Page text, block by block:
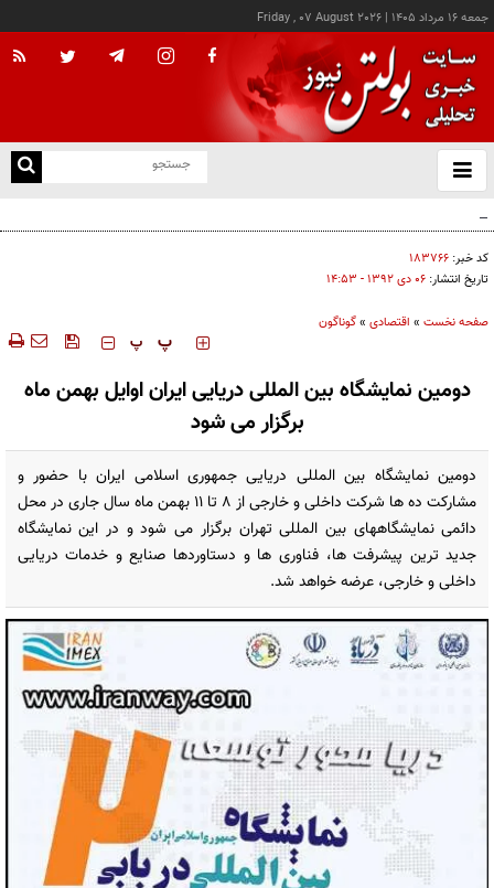
جمعه ۱۶ مرداد ۱۴۰۵ |
Friday , 07 August 2026
باز
و
کالابرگ این خانوارها امروز شارژ شد
کد خبر: ۱۸۳۷۶۶
تاریخ انتشار: ۰۶ دی ۱۳۹۲ - ۱۴:۵۳
صفحه نخست » اقتصادی »گوناگون
‍‍‍ پ پ
دومین نمایشگاه بین المللی دریایی ایران اوایل بهمن ماه
برگزار می شود
دومین نمایشگاه بین المللی دریایی جمهوری اسلامی ایران با حضور و
مشارکت ده ها شرکت داخلی و خارجی از 8 تا 11 بهمن ماه سال جاری در محل
دائمی نمایشگاههای بین المللی تهران برگزار می شود و در این نمایشگاه
جدید ترین پیشرفت ها، فناوری ها و دستاوردها صنایع و خدمات دریایی
داخلی و خارجی، عرضه خواهد شد.